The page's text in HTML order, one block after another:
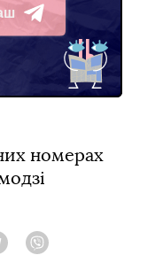
номерах
TelegramViber